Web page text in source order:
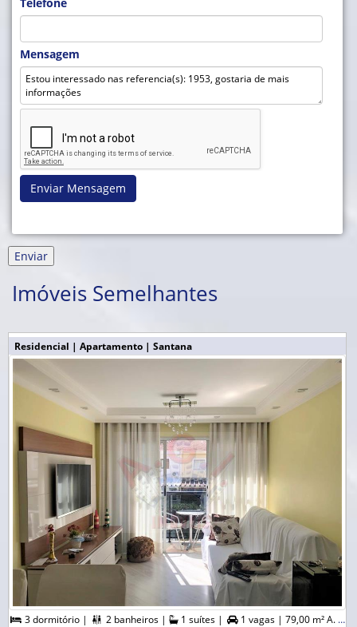
Mensagem
Enviar Mensagem
Imóveis Semelhantes
Residencial | Apartamento | Santana
 3 dormitório |  2 banheiros | 1 suítes |  1 vagas | 79,00 m² A. Útil |